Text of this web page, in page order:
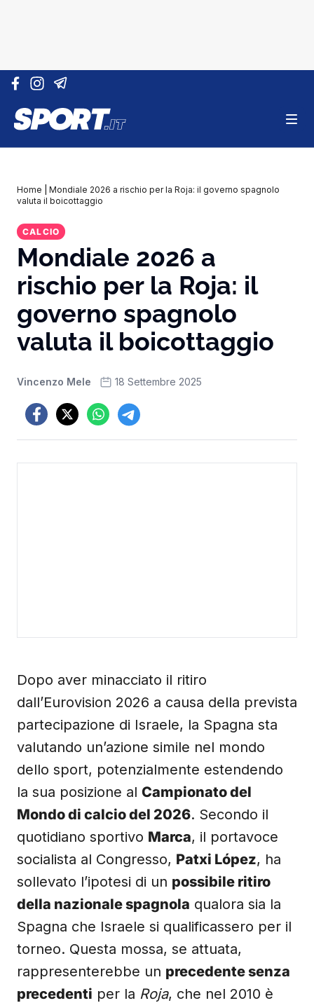
Vai al contenuto
Home
Mondiale 2026 a rischio per la Roja: il governo spagnolo
valuta il boicottaggio
CALCIO
Mondiale 2026 a
rischio per la Roja: il
governo spagnolo
valuta il boicottaggio
Vincenzo Mele 18 Settembre 2025
Dopo aver minacciato il ritiro
dall’Eurovision 2026 a causa della prevista
partecipazione di Israele, la Spagna sta
valutando un’azione simile nel mondo
dello sport, potenzialmente estendendo
la sua posizione al Campionato del
Mondo di calcio del 2026. Secondo il
quotidiano sportivo Marca, il portavoce
socialista al Congresso, Patxi López, ha
sollevato l’ipotesi di un possibile ritiro
della nazionale spagnola qualora sia la
Spagna che Israele si qualificassero per il
torneo. Questa mossa, se attuata,
rappresenterebbe un precedente senza
precedenti per la Roja, che nel 2010 è